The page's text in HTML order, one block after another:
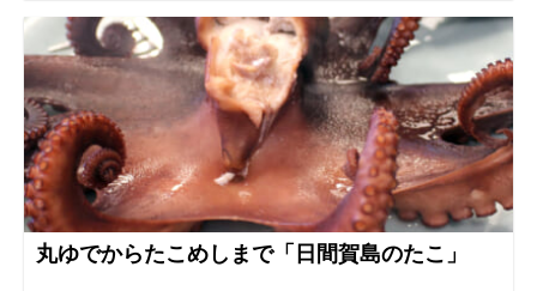
丸ゆでからたこめしまで「日間賀島のたこ」